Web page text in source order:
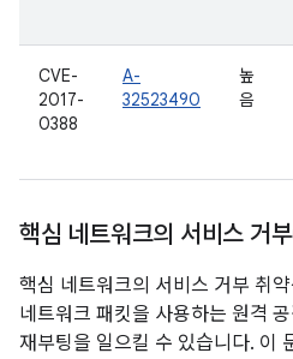
CVE-
2017-
0388
A-
32523490
높
음
핵심 네트워크의 서비스 거
핵심 네트워크의 서비스 거부 취
네트워크 패킷을 사용하는 원격
재부팅을 일으킬 수 있습니다. 이